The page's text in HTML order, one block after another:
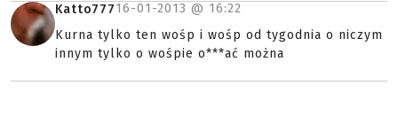
Katto77716-01-2013 @ 16:22
Kurna tylko ten wośp i wośp od tygodnia o niczym
innym tylko o wośpie o***ać można